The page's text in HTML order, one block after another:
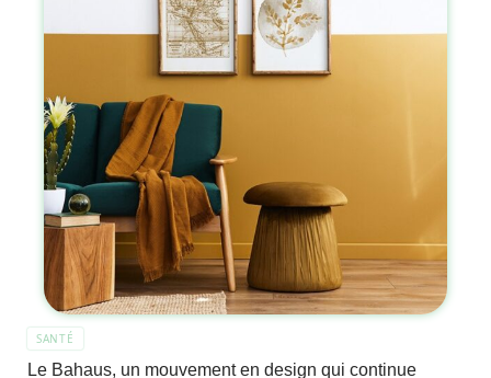
SANTÉ
Le Bahaus, un mouvement en design qui continue